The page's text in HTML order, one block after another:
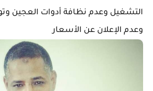
التشغيل وعدم نظافة أدوات العجين
وعدم الإعلان عن الأسعار